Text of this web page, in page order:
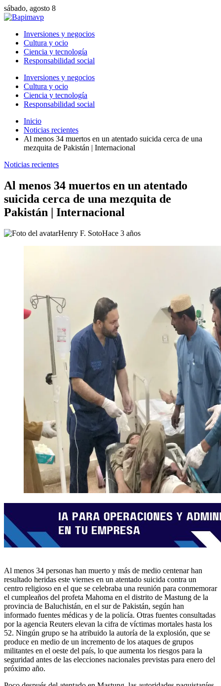
sábado, agosto 8
Inversiones y negocios
Cultura y ocio
Ciencia y tecnología
Responsabilidad social
Inversiones y negocios
Cultura y ocio
Ciencia y tecnología
Responsabilidad social
Inicio
Noticias recientes
Al menos 34 muertos en un atentado suicida cerca de una
mezquita de Pakistán | Internacional
Noticias recientes
Al menos 34 muertos en un atentado
suicida cerca de una mezquita de
Pakistán | Internacional
Henry F. SotoHace 3 años
Al menos 34 personas han muerto y más de medio centenar han
resultado heridas este viernes en un atentado suicida contra un
centro religioso en el que se celebraba una reunión para conmemorar
el cumpleaños del profeta Mahoma en el distrito de Mastung de la
provincia de Baluchistán, en el sur de Pakistán, según han
informado fuentes médicas y de la policía. Otras fuentes consultadas
por la agencia Reuters elevan la cifra de víctimas mortales hasta los
52. Ningún grupo se ha atribuido la autoría de la explosión, que se
produce en medio de un incremento de los ataques de grupos
militantes en el oeste del país, lo que aumenta los riesgos para la
seguridad antes de las elecciones nacionales previstas para enero del
próximo año.